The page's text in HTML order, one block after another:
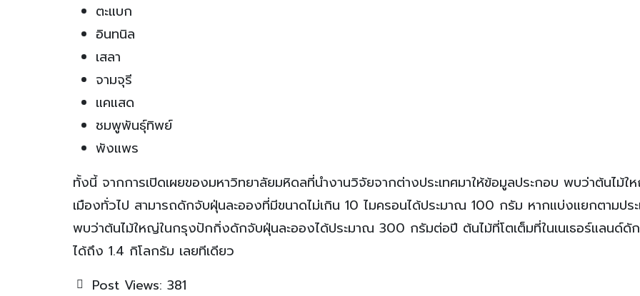
ตะแบก
อินทนิล
เสลา
จามจุรี
แคแสด
ชมพูพันธ์ุทิพย์
พังแพร
ทั้งนี้ จากการเปิดเผยของมหาวิทยาลัยมหิดลที่นำงานวิจัยจากต่างประเทศมาให้ข้อมูลประกอบ พบว่าต้นไม้ใ
เมืองทั่วไป สามารถดักจับฝุ่นละอองที่มีขนาดไม่เกิน 10 ไมครอนได้ประมาณ 100 กรัม หากแบ่งแยกตามประ
พบว่าต้นไม้ใหญ่ในกรุงปักกิ่งดักจับฝุ่นละอองได้ประมาณ 300 กรัมต่อปี ต้นไม้ที่โตเต็มที่ในเนเธอร์แลนด์ดั
ได้ถึง 1.4 กิโลกรัม เลยทีเดียว
Post Views: 381